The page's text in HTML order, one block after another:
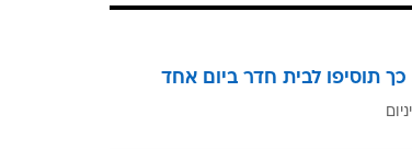
תוסיפו לבית חדר ביום אחד